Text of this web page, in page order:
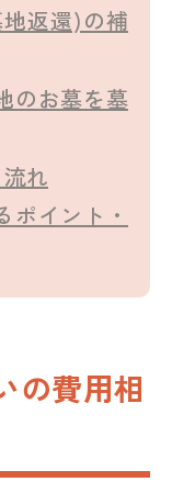
返還)の補
のお墓を墓
れ
ポイント・
の費用相